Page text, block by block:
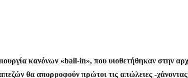
κανόνων «bail-in», που υιοθετήθηκαν στην
θα απορροφούν πρώτοι τις απώλειες -χάνοντας